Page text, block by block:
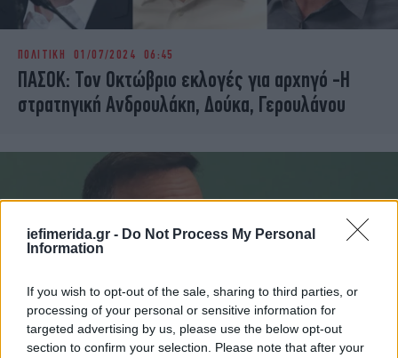
iefimerida.gr - Do Not Process My Personal
Information
If you wish to opt-out of the sale, sharing to third parties, or
processing of your personal or sensitive information for
targeted advertising by us, please use the below opt-out
section to confirm your selection. Please note that after your
ΠΟΛΙΤΙΚΗ 01/07/2024 06:45
ΠΑΣΟΚ: Τον Οκτώβριο εκλογές για αρχηγό -Η
στρατηγική Ανδρουλάκη, Δούκα, Γερουλάνου